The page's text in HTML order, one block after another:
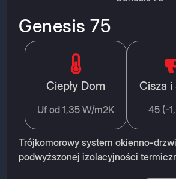
Genesis 75
Ciepły Dom
Uf od 1,35 W/m2K
Cisza
45 (-
Trójkomorowy system okienno-
podwyższonej izolacyjności